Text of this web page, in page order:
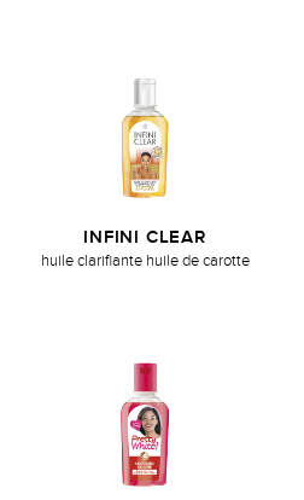
INFINI CLEAR
huile clarifiante huile de carotte